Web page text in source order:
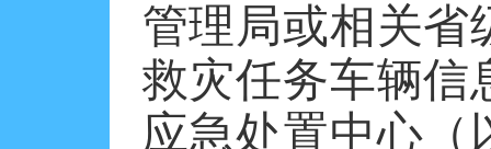
管理局或相关省
救灾任务车辆信
应急处置中心（